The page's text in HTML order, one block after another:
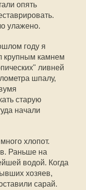
опять
улажено.
году я
крупным камнем
ливней
шпалу,
старую
начали
хлопот.
Раньше на
водой. Когда
хозяев,
сарай.